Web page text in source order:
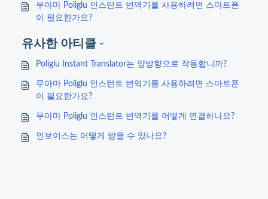
무아마 Poliglu 인스턴트 번역기를 사용하려면 스마트폰
이 필요한가요?
유사한 아티클 -
Poliglu Instant Translator는 양방향으로 작동합니까?
무아마 Poliglu 인스턴트 번역기를 사용하려면 스마트폰
이 필요한가요?
무아마 Poliglu 인스턴트 번역기를 어떻게 연결하나요?
인보이스는 어떻게 받을 수 있나요?